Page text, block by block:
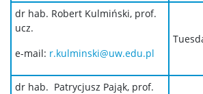
dr hab. Robert Kulmiński, prof.
ucz.
e-mail: r.kulminski@uw.edu.pl
dr hab. Patrycjusz Pająk, prof.